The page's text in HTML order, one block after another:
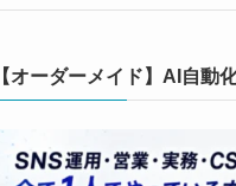
【オーダーメイド】AI自動